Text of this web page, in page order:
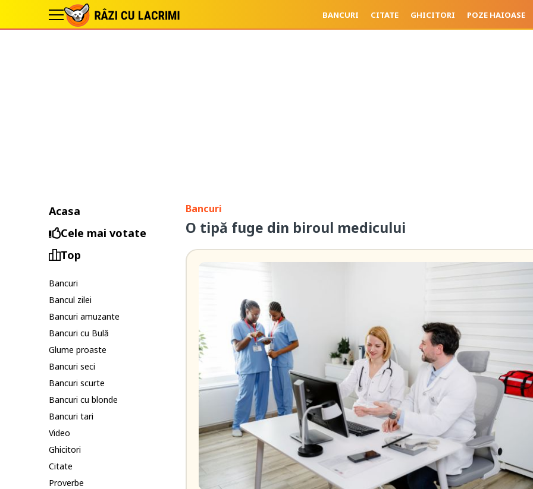
BANCURI CITATE GHICITORI POZE HAIOASE
Acasa
Cele mai votate
Top
Bancuri
Bancul zilei
Bancuri amuzante
Bancuri cu Bulă
Glume proaste
Bancuri seci
Bancuri scurte
Bancuri cu blonde
Bancuri tari
Video
Ghicitori
Citate
Proverbe
Bancuri
O tipă fuge din biroul medicului